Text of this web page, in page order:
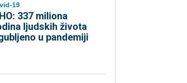
19
337 miliona
ljudskih života
u pandemiji